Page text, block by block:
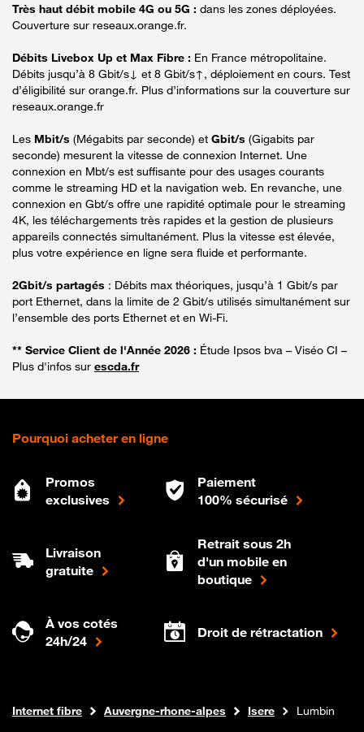
Très haut débit mobile 4G ou 5G : dans les zones déployées.
Couverture sur reseaux.orange.fr.
Débits Livebox Up et Max Fibre : En France métropolitaine.
Débits jusqu’à 8 Gbit/s↓ et 8 Gbit/s↑, déploiement en cours. Test
d’éligibilité sur orange.fr. Plus d’informations sur la couverture sur
reseaux.orange.fr
Les Mbit/s (Mégabits par seconde) et Gbit/s (Gigabits par
seconde) mesurent la vitesse de connexion Internet. Une
connexion en Mbt/s est suffisante pour des usages courants
comme le streaming HD et la navigation web. En revanche, une
connexion en Gbt/s offre une rapidité optimale pour le streaming
4K, les téléchargements très rapides et la gestion de plusieurs
appareils connectés simultanément. Plus la vitesse est élevée,
plus votre expérience en ligne sera fluide et performante.
2Gbit/s partagés : Débits max théoriques, jusqu’à 1 Gbit/s par
port Ethernet, dans la limite de 2 Gbit/s utilisés simultanément sur
l’ensemble des ports Ethernet et en Wi-Fi.
** Service Client de l'Année 2026 : Étude Ipsos bva – Viséo CI –
Plus d'infos sur escda.fr
Pourquoi acheter en ligne
Promos
exclusives
Paiement
100% sécurisé
Livraison
gratuite
Retrait sous 2h
d'un mobile en
boutique
À vos cotés
24h/24
Droit de rétractation
Boutique Orange
Internet fibre Auvergne-rhone-alpes Isere Lumbin